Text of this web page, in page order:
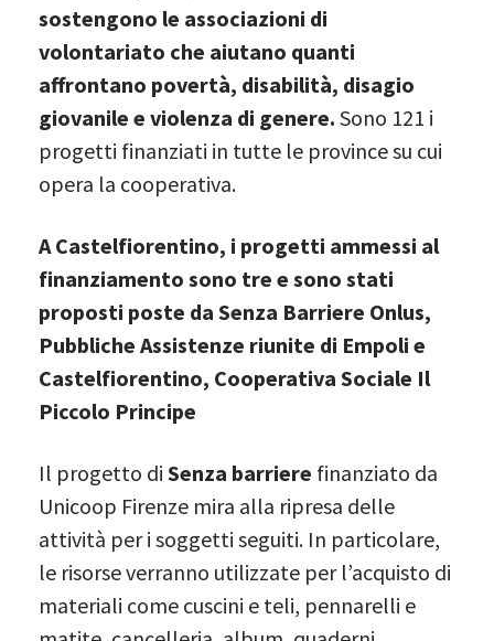
sostengono le associazioni di
volontariato che aiutano quanti
affrontano povertà, disabilità, disagio
giovanile e violenza di genere. Sono 121 i
progetti finanziati in tutte le province su cui
opera la cooperativa.
A Castelfiorentino, i progetti ammessi al
finanziamento sono tre e sono stati
proposti poste da Senza Barriere Onlus,
Pubbliche Assistenze riunite di Empoli e
Castelfiorentino, Cooperativa Sociale Il
Piccolo Principe
Il progetto di Senza barriere finanziato da
Unicoop Firenze mira alla ripresa delle
attività per i soggetti seguiti. In particolare,
le risorse verranno utilizzate per l’acquisto di
materiali come cuscini e teli, pennarelli e